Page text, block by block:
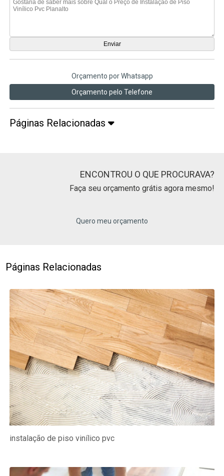
Orçamento por Whatsapp
Orçamento pelo Telefone
Páginas Relacionadas
ENCONTROU O QUE PROCURAVA?
Faça seu orçamento grátis agora mesmo!
Quero meu orçamento
Páginas Relacionadas
instalação de piso vinílico pvc